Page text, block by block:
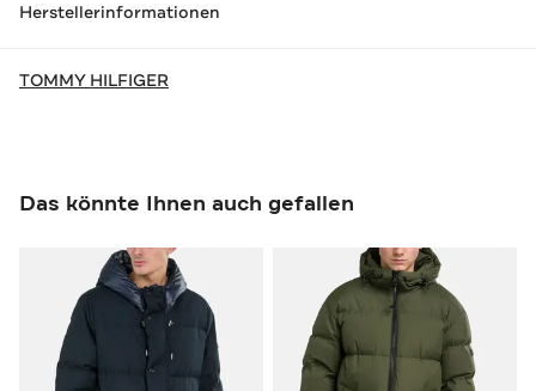
Herstellerinformationen
TOMMY HILFIGER
Das könnte Ihnen auch gefallen